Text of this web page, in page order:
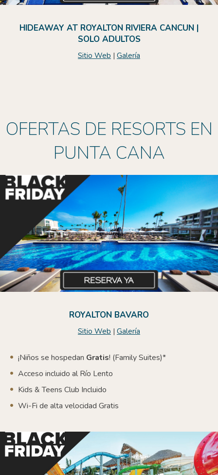
HIDEAWAY AT ROYALTON RIVIERA CANCUN |
SOLO ADULTOS
Sitio Web | Galería
OFERTAS DE RESORTS EN
PUNTA CANA
ROYALTON BAVARO
Sitio Web | Galería
¡Niños se hospedan Gratis! (Family Suites)*
Acceso incluido al Río Lento
Kids & Teens Club Incluido
Wi-Fi de alta velocidad Gratis